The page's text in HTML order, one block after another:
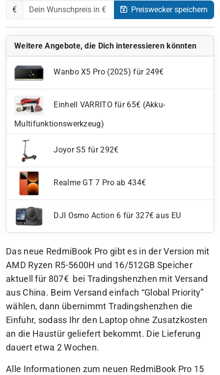
€ Preiswecker speichern
Weitere Angebote, die Dich interessieren könnten
Wanbo X5 Pro (2025) für 249€
Einhell VARRITO für 65€ (Akku-
Multifunktionswerkzeug)
Joyor S5 für 292€
Realme GT 7 Pro ab 434€
DJI Osmo Action 6 für 327€ aus EU
Das neue RedmiBook Pro gibt es in der Version mit
AMD Ryzen R5-5600H und 16/512GB Speicher
aktuell für 807€ bei Tradingshenzhen mit Versand
aus China. Beim Versand einfach “Global Priority”
wählen, dann übernimmt Tradingshenzhen die
Einfuhr, sodass Ihr den Laptop ohne Zusatzkosten
an die Haustür geliefert bekommt. Die Lieferung
dauert etwa 2 Wochen.
Alle Informationen zum neuen RedmiBook Pro 15